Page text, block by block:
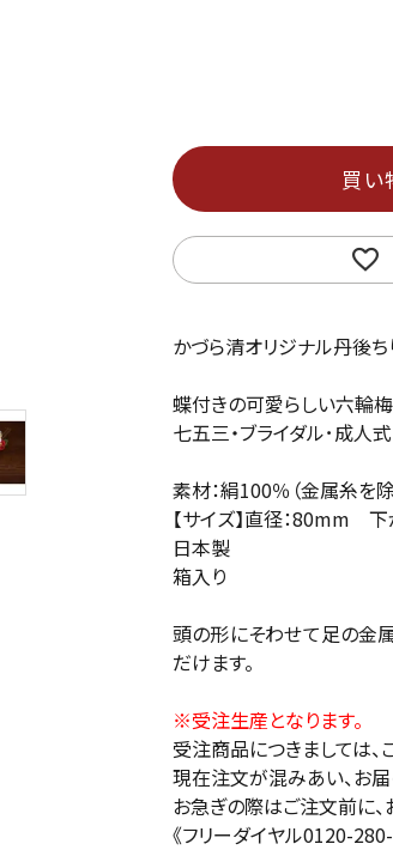
買い
かづら清オリジナル丹後
蝶付きの可愛らしい六輪
七五三・ブライダル･成人
素材：絹100％（金属糸を除
【サイズ】直径：80mm
日本製
箱入り
頭の形にそわせて足の金
だけます。
※受注生産となります。
受注商品につきましては、
現在注文が混みあい、お
お急ぎの際はご注文前に、
《フリーダイヤル0120-